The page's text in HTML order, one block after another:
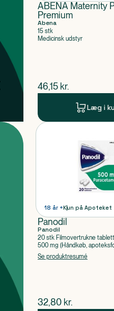
ABENA Maternity
Premium
Abena
15 stk
Medicinsk udstyr
$nuværende pris
46,15 kr.
Læg i
18 år +Kun på Apoteket
Panodil
Panodil
20 stk Filmovertrukne
500 mg (Håndkøb,
Paracetamol
Se produktresumé
$nuværende pris
32,80 kr.